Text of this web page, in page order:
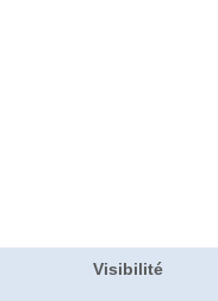
Visibilité